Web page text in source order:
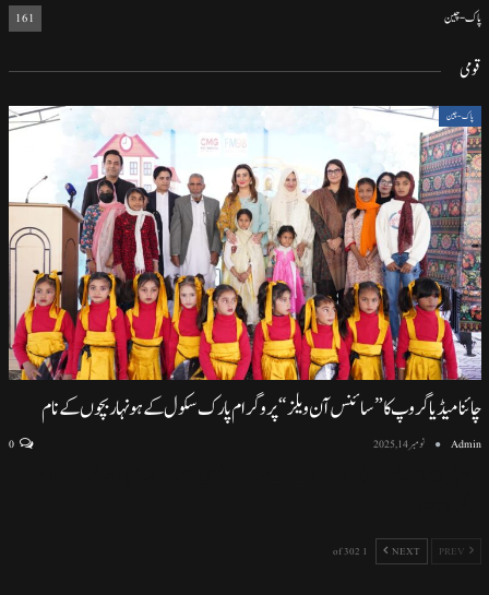
پاک-چین 161
قومی
پاک-چین
چائنا میڈیا گروپ کا ”سائنس آن ویلز“ پروگرام پارک سکول کے ہونہار بچوں کے نام
Admin نومبر 14, 2025 0
NEXT
1 of 302